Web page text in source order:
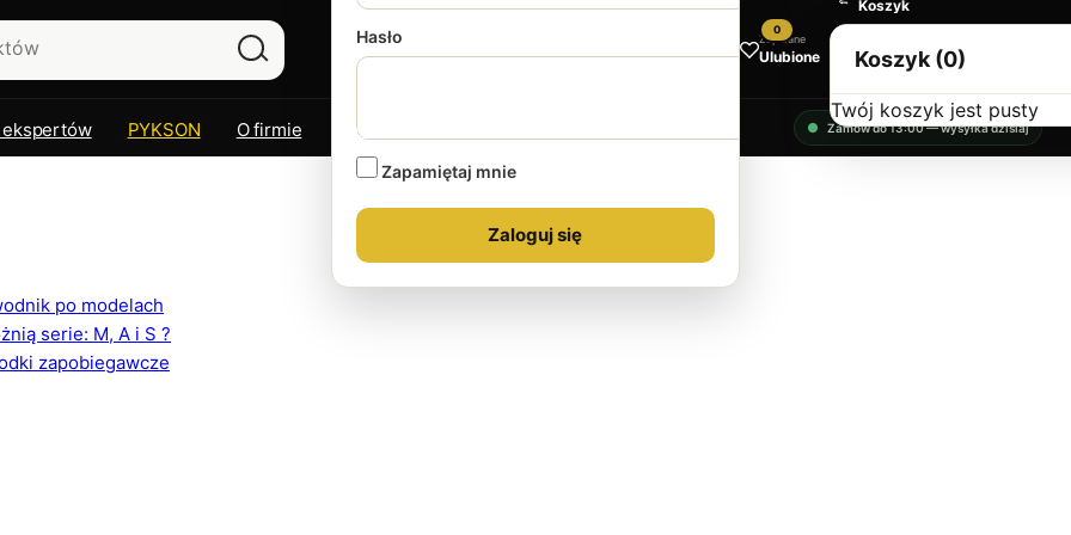
po modelach
serie: M, A i S ?
zapobiegawcze
Koszyk
Koszyk (0)
Twój koszyk jest pusty
0
Zapisane
Ulubione
Hasło
Zapamiętaj mnie
PYKSON O firmie Kontakt Zamów do 13:00 — wysyłka dzisiaj